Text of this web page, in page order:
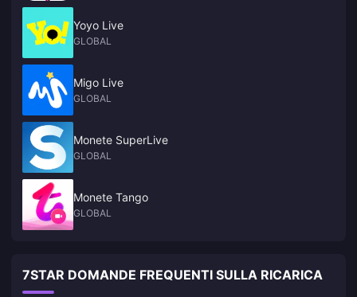
Yoyo Live
GLOBAL
Migo Live
GLOBAL
Monete SuperLive
GLOBAL
Monete Tango
GLOBAL
7STAR DOMANDE FREQUENTI SULLA RICARICA